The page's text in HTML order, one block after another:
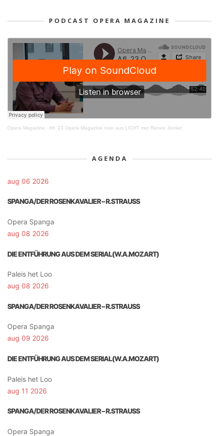
PODCAST OPERA MAGAZINE
Opera Magazine · Afl. 23 Opera Magazine over aus LICHT met Renee Jonker
AGENDA
aug 06 2026
SPANGA/DER ROSENKAVALIER – R.STRAUSS
Opera Spanga
aug 08 2026
DIE ENTFÜHRUNG AUS DEM SERIAL(W.A.MOZART)
Paleis het Loo
aug 08 2026
SPANGA/DER ROSENKAVALIER – R.STRAUSS
Opera Spanga
aug 09 2026
DIE ENTFÜHRUNG AUS DEM SERIAL(W.A.MOZART)
Paleis het Loo
aug 11 2026
SPANGA/DER ROSENKAVALIER – R.STRAUSS
Opera Spanga